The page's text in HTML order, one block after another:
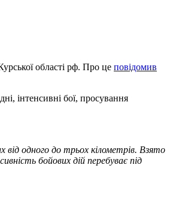
області рф. Про це повідомив
інтенсивні бої, просування
від одного до трьох кілометрів. Взято
бойових дій перебуває під